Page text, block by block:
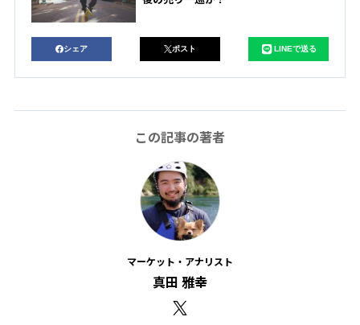
シェア ポスト LINEで送る
この記事の著者
マーケット・アナリスト
真田 雅幸